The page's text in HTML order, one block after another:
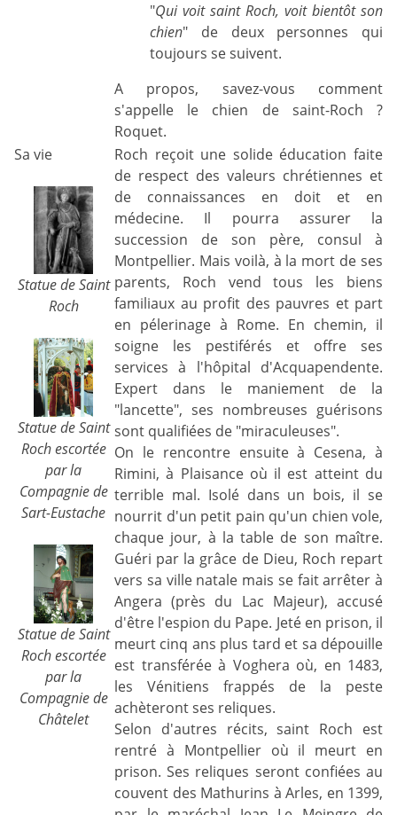
"Qui voit saint Roch, voit bientôt son
chien" de deux personnes qui
toujours se suivent.
A propos, savez-vous comment
s'appelle le chien de saint-Roch ?
Roquet.
Sa vie
Statue de Saint
Roch
Statue de Saint
Roch escortée
par la
Compagnie de
Sart-Eustache
Statue de Saint
Roch escortée
par la
Compagnie de
Châtelet
Roch reçoit une solide éducation faite
de respect des valeurs chrétiennes et
de connaissances en doit et en
médecine. Il pourra assurer la
succession de son père, consul à
Montpellier. Mais voilà, à la mort de ses
parents, Roch vend tous les biens
familiaux au profit des pauvres et part
en pélerinage à Rome. En chemin, il
soigne les pestiférés et offre ses
services à l'hôpital d'Acquapendente.
Expert dans le maniement de la
"lancette", ses nombreuses guérisons
sont qualifiées de "miraculeuses".
On le rencontre ensuite à Cesena, à
Rimini, à Plaisance où il est atteint du
terrible mal. Isolé dans un bois, il se
nourrit d'un petit pain qu'un chien vole,
chaque jour, à la table de son maître.
Guéri par la grâce de Dieu, Roch repart
vers sa ville natale mais se fait arrêter à
Angera (près du Lac Majeur), accusé
d'être l'espion du Pape. Jeté en prison, il
meurt cinq ans plus tard et sa dépouille
est transférée à Voghera où, en 1483,
les Vénitiens frappés de la peste
achèteront ses reliques.
Selon d'autres récits, saint Roch est
rentré à Montpellier où il meurt en
prison. Ses reliques seront confiées au
couvent des Mathurins à Arles, en 1399,